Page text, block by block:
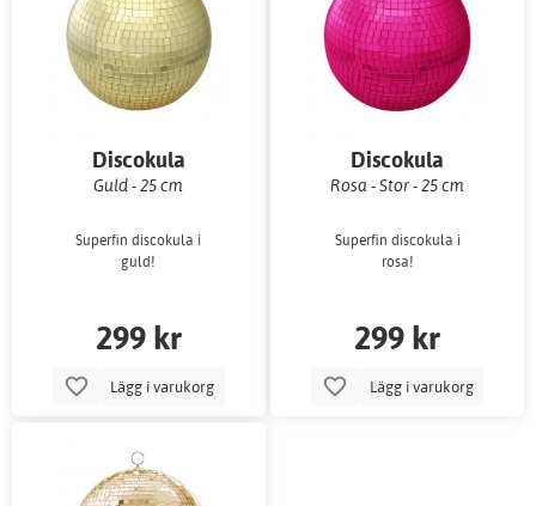
Discokula
Guld - 25 cm
Superfin discokula i
guld!
299 kr
Lägg i varukorg
Discokula
Rosa - Stor - 25 cm
Superfin discokula i
rosa!
299 kr
Lägg i varukorg